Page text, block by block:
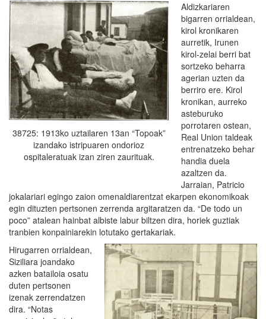
38725: 1913ko uztailaren 13an “Topoak”
izandako istripuaren ondorioz
ospitaleratuak izan ziren zaurituak.
Aldizkariaren
bigarren orrialdean,
kirol kronikaren
aurretik, Irunen
kirol-zelai berri bat
sortzeko beharra
agerian uzten da
berriro ere. Kirol
kronikan, aurreko
asteburuko
porrotaren ostean,
Real Union taldeak
entrenatzeko behar
handia duela
azaltzen da.
Jarraian, Patricio
jokalariari egingo zaion omenaldiarentzat ekarpen ekonomikoak
egin dituzten pertsonen zerrenda argitaratzen da. “De todo un
poco” atalean hainbat albiste labur biltzen dira, horiek guztiak
tranbien konpainiarekin lotutako gertakariak.
Hirugarren orrialdean,
Siziliara joandako
azken batailoia osatu
duten pertsonen
izenak zerrendatzen
dira. “Notas